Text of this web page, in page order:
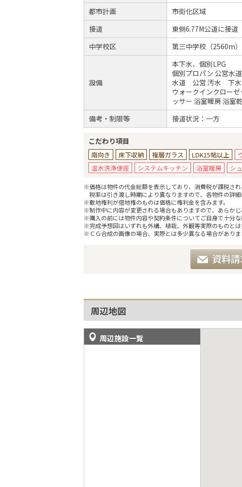
都市計画
市街化区域
接道
東側6.77M公道に接道
中学校区
第三中学校（2560m）
設備
本下水、個別LPG
個別プロパン 公営水
水道 公営 汚水 下水
ウォークインクロー
ッサー 浴室暖房 浴室
備考・制限等
接道状況：一方
こだわり項目
南向き 床下収納 複層ガラス LDK15帖以上
温水洗浄便座
システムキッチン 浴室暖房 シ
※価格は物件の代金総額を表示しており、消費税が課税さ
税率は引き渡し時期により異なりますので、各物件の詳
※敷地権利が借地権のものは価格に権利金を含みます。
※制作中に内容が変更される場合もありますので、あらかじ
※購入の前には物件内容や契約条件についてご自身で十分な
※完成予想図はいずれも外構、植栽、外観等実際のものとは
※ＣＧ合成の画像の場合、実際とは多少異なる場合がありま
周辺地図
周辺施設一覧